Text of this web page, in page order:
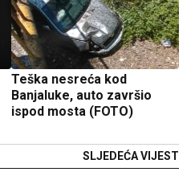
Teška nesreća kod
Banjaluke, auto završio
ispod mosta (FOTO)
SLJEDEĆA VIJEST